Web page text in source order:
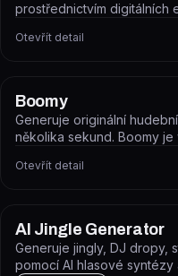
prostřednictvím digitálních
Otevřít detail
Boomy
Generuje originální
několika sekund. Boomy je
Otevřít detail
AI Jingle Generator
Generuje jingly, DJ dropy,
pomocí AI hlasové syntézy